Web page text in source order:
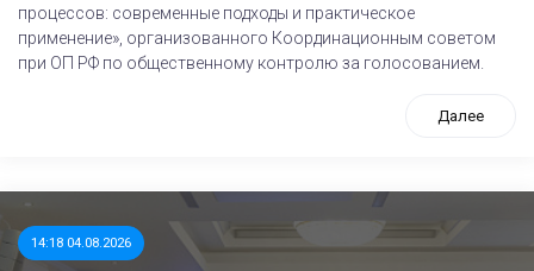
процессов: современные подходы и практическое
применение», организованного Координационным советом
при ОП РФ по общественному контролю за голосованием.
Далее
14:18 04.08.2026